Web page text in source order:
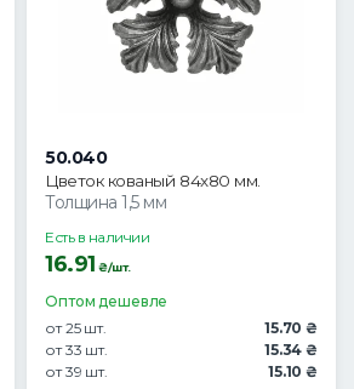
50.040
Цветок кованый 84x80 мм.
Толщина 1,5 мм
Есть в наличии
16.91 ₴/шт.
Оптом дешевле
от 25 шт.
15.70 ₴
от 33 шт.
15.34 ₴
от 39 шт.
15.10 ₴